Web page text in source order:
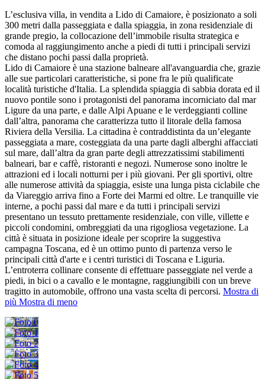
L’esclusiva villa, in vendita a Lido di Camaiore, è posizionato a soli
300 metri dalla passeggiata e dalla spiaggia, in zona residenziale di
grande pregio, la collocazione dell’immobile risulta strategica e
comoda al raggiungimento anche a piedi di tutti i principali servizi
che distano pochi passi dalla proprietà.
Lido di Camaiore è una stazione balneare all'avanguardia che, grazie
alle sue particolari caratteristiche, si pone fra le più qualificate
località turistiche d'Italia. La splendida spiaggia di sabbia dorata ed il
nuovo pontile sono i protagonisti del panorama incorniciato dal mar
Ligure da una parte, e dalle Alpi Apuane e le verdeggianti colline
dall’altra, panorama che caratterizza tutto il litorale della famosa
Riviera della Versilia. La cittadina è contraddistinta da un’elegante
passeggiata a mare, costeggiata da una parte dagli alberghi affacciati
sul mare, dall’altra da gran parte degli attrezzatissimi stabilimenti
balneari, bar e caffè, ristoranti e negozi. Numerose sono inoltre le
attrazioni ed i locali notturni per i più giovani. Per gli sportivi, oltre
alle numerose attività da spiaggia, esiste una lunga pista ciclabile che
da Viareggio arriva fino a Forte dei Marmi ed oltre. Le tranquille vie
interne, a pochi passi dal mare e da tutti i principali servizi
presentano un tessuto prettamente residenziale, con ville, villette e
piccoli condomini, ombreggiati da una rigogliosa vegetazione. La
città è situata in posizione ideale per scoprire la suggestiva
campagna Toscana, ed è un ottimo punto di partenza verso le
principali città d'arte e i centri turistici di Toscana e Liguria.
L’entroterra collinare consente di effettuare passeggiate nel verde a
piedi, in bici o a cavallo e le montagne, raggiungibili con un breve
tragitto in automobile, offrono una vasta scelta di percorsi. Mostra di
più Mostra di meno